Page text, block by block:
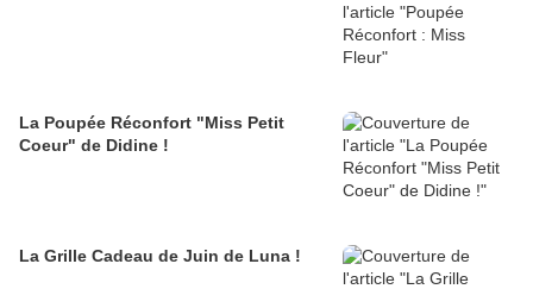
La Poupée Réconfort "Miss Petit
Coeur" de Didine !
La Grille Cadeau de Juin de Luna !